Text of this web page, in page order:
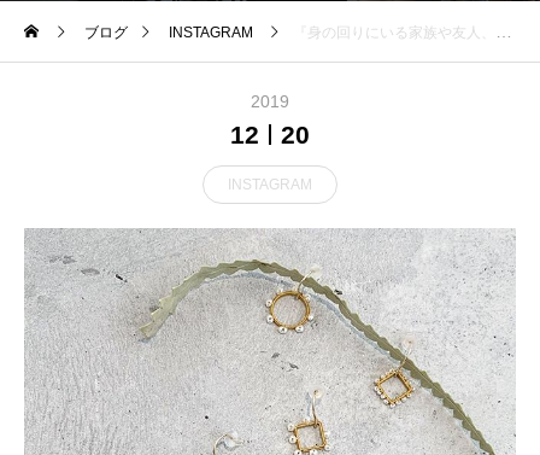
ブログ INSTAGRAM 『身の回りにいる家族や友人、恋人のように親密で、生活にそっと寄り添うような存在』をコンセプトにひとつひとつ丁寧に作られたAmitoのアクセサリー。定番に加え、新作もたくさん届きました🌲身につけてることを忘れるほどの軽やかさも魅力の１つ。大切な人に贈りませんか。もちろん、自分へのご褒美にも。#amito #pierce#necklace#gift
2019
12 20
INSTAGRAM